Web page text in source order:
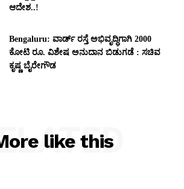
ಆದೇಶ..!
Bengaluru: ವಾರ್ಡ್ ರಸ್ತೆ ಅಭಿವೃದ್ಧಿಗಾಗಿ 2000
ಕೋಟಿ ರೂ. ವಿಶೇಷ ಅನುದಾನ ಬಿಡುಗಡೆ : ಸಚಿವ
ಕೃಷ್ಣ ಬೈರೇಗೌಡ
like this